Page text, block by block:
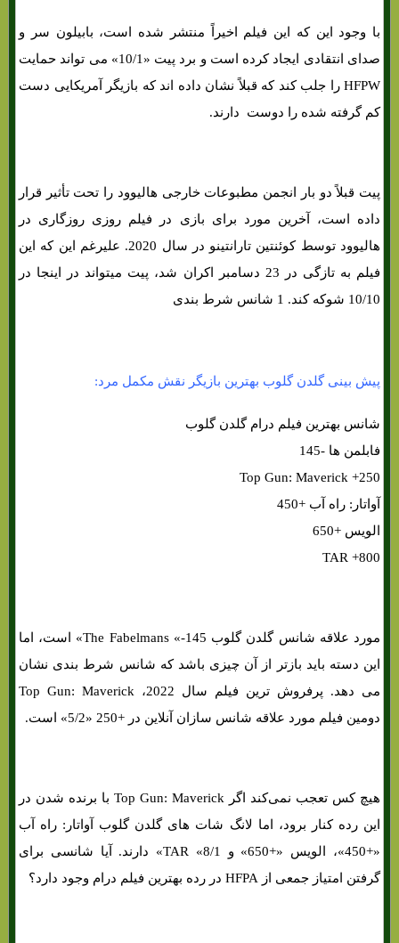
با وجود این که این فیلم اخیراً منتشر شده است، بابیلون سر و
صدای انتقادی ایجاد کرده است و برد پیت «10/1» می تواند حمایت
HFPW را جلب کند که قبلاً نشان داده اند که بازیگر آمریکایی دست
کم گرفته شده را دوست دارند.
پیت قبلاً دو بار انجمن مطبوعات خارجی هالیوود را تحت تأثیر قرار
داده است، آخرین مورد برای بازی در فیلم روزی روزگاری در
هالیوود توسط کوئنتین تارانتینو در سال 2020. علیرغم این که این
فیلم به تازگی در 23 دسامبر اکران شد، پیت میتواند در اینجا در
10/10 شوکه کند. 1 شانس شرط بندی
پیش بینی گلدن گلوب بهترین بازیگر نقش مکمل مرد:
شانس بهترین فیلم درام گلدن گلوب
فابلمن ها -145
Top Gun: Maverick +250
آواتار: راه آب +450
الویس +650
TAR +800
مورد علاقه شانس گلدن گلوب The Fabelmans «-145» است، اما
این دسته باید بازتر از آن چیزی باشد که شانس شرط بندی نشان
می دهد. پرفروش ترین فیلم سال 2022، Top Gun: Maverick
دومین فیلم مورد علاقه شانس سازان آنلاین در +250 «5/2» است.
هیچ کس تعجب نمی‌کند اگر Top Gun: Maverick با برنده شدن در
این رده کنار برود، اما لانگ شات های‌ گلدن گلوب آواتار: راه آب
«+450»، الویس «+650» و TAR «8/1» دارند. آیا شانسی برای
گرفتن امتیاز جمعی از HFPA در رده بهترین فیلم درام وجود دارد؟